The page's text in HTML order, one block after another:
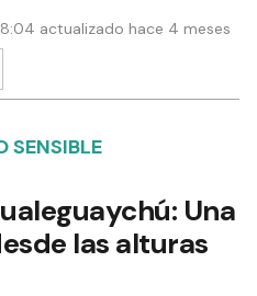
actualizado hace 4 meses
SENSIBLE
Una
las alturas